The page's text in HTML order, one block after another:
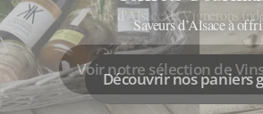
Vins d'Alsace de Vignerons
Voir notre sélection de